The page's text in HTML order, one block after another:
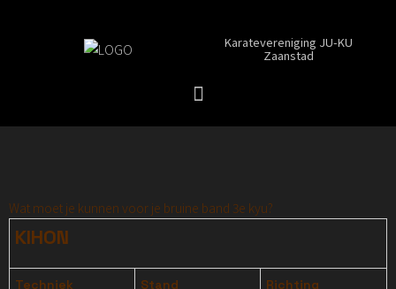
Karatevereniging JU-KU
Zaanstad
Wat moet je kunnen voor je bruine band 3e kyu?
KIHON
Techniek Stand Richting